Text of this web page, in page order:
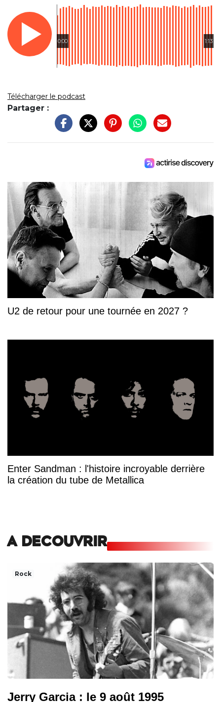
0:00 1:13
Télécharger le podcast
Partager :
U2 de retour pour une tournée en 2027 ?
Enter Sandman : l'histoire incroyable derrière
la création du tube de Metallica
A DECOUVRIR
Rock
Jerry Garcia : le 9 août 1995